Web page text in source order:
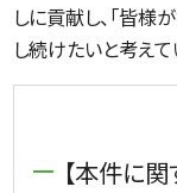
しに貢献し、「皆様
し続けたいと考えて
【本件に